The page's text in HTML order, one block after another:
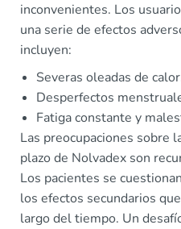
inconvenientes. Los
una serie de efectos
incluyen:
Severas oleadas de
Desperfectos
Fatiga constante y
Las preocupaciones sobre
plazo de Nolvadex son
Los pacientes se
los efectos secundarios
largo del tiempo. Un